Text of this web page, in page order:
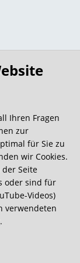
Ihren Fragen
zur
für Sie zu
wir Cookies.
Seite
oder sind für
Videos)
verwendeten
.